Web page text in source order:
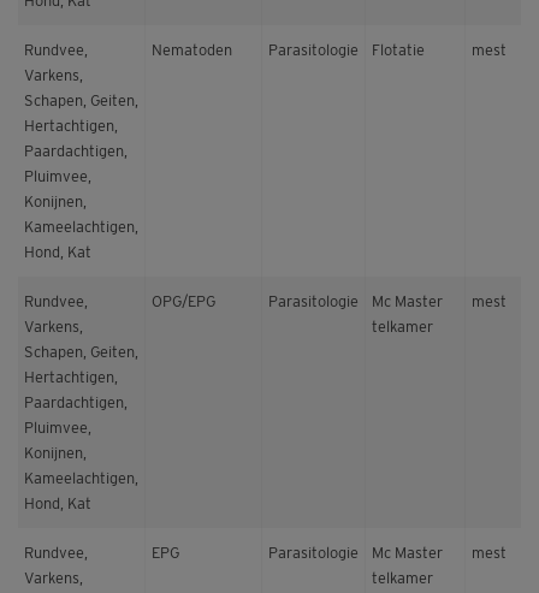
Rundvee,
Varkens,
Schapen, Geiten,
Hertachtigen,
Paardachtigen,
Pluimvee,
Konijnen,
Kameelachtigen,
Hond, Kat
Nematoden Parasitologie Flotatie mest
Rundvee,
Varkens,
Schapen, Geiten,
Hertachtigen,
Paardachtigen,
Pluimvee,
Konijnen,
Kameelachtigen,
Hond, Kat
OPG/EPG Parasitologie
Mc Master
telkamer
mest
Rundvee,
Varkens,
EPG Parasitologie
Mc Master
telkamer
mest